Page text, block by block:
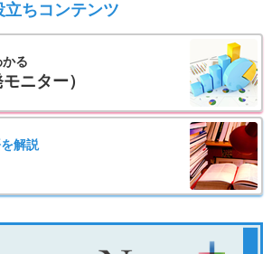
立ちコンテンツ
る
ニター）
解説